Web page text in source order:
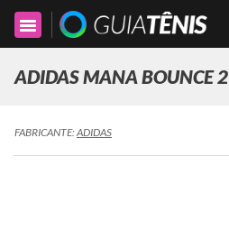
Toggle
navigation
ADIDAS MANA BOUNCE 2
FABRICANTE:ADIDAS